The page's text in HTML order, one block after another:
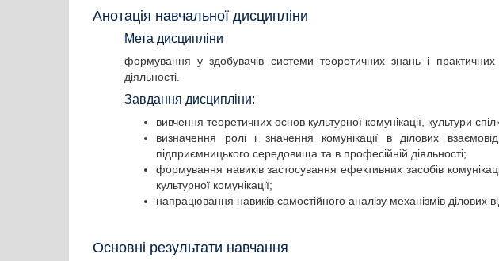
Анотація навчальної дисципліни
Мета дисципліни
формування у здобувачів системи теоретичних знань і практичних
діяльності.
Завдання дисципліни:
вивчення теоретичних основ культурної комунікації, культури
визначення ролі і значення комунікації в ділових
підприємницького середовища та в професійній діяльності;
формування навиків застосування ефективних засобів
культурної комунікації;
напрацювання навиків самостійного аналізу механізмів ділових
Основні результати навчання